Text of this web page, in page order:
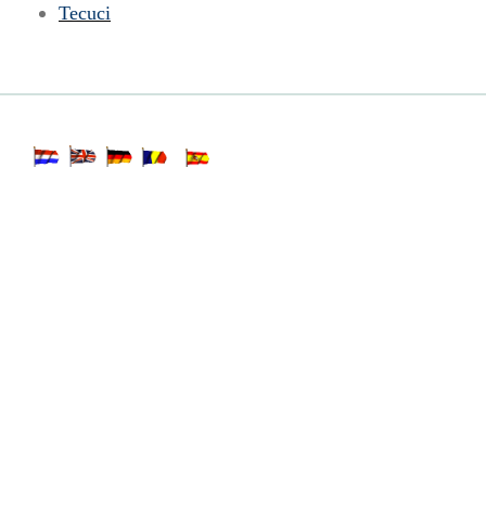
Tecuci